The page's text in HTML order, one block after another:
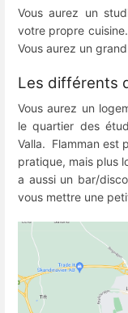
Vous aurez un
votre propre
Vous aurez un
Les différents
Vous aurez un
le quartier des
Valla. Flamman est
pratique, mais plus
a aussi un bar/
vous mettre une